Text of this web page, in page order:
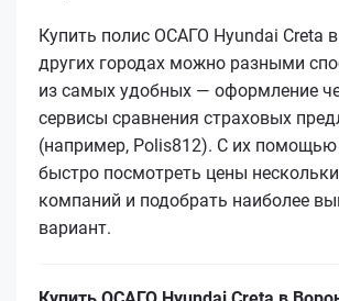
Купить полис ОСАГО Hyundai Creta
других городах можно разными
из самых удобных — оформление
сервисы сравнения страховых
(например, Polis812). С их
быстро посмотреть цены
компаний и подобрать наиболее
вариант.